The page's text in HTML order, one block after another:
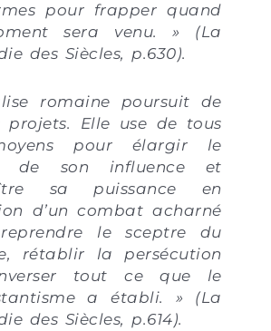
pour frapper quand
sera venu. » (La
des Siècles, p.630).
romaine poursuit de
projets. Elle use de tous
pour élargir le
de son influence et
sa puissance en
d’un combat acharné
le sceptre du
rétablir la persécution
tout ce que le
a établi. » (La
des Siècles, p.614).